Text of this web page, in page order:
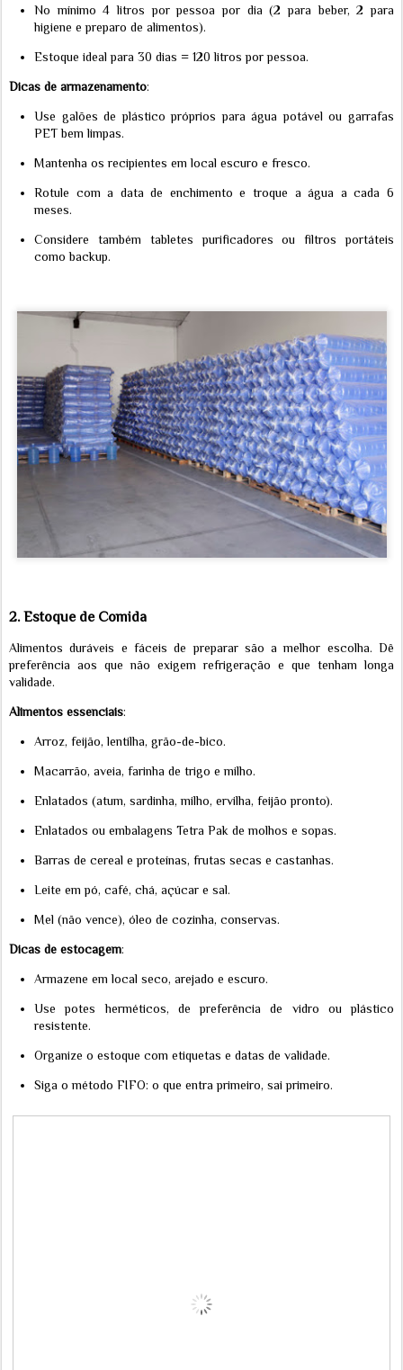
No mínimo 4 litros por pessoa por dia (2 para beber, 2 para
higiene e preparo de alimentos).
Estoque ideal para 30 dias = 120 litros por pessoa.
Dicas de armazenamento:
Use galões de plástico próprios para água potável ou garrafas
PET bem limpas.
Mantenha os recipientes em local escuro e fresco.
Rotule com a data de enchimento e troque a água a cada 6
meses.
Considere também tabletes purificadores ou filtros portáteis
como backup.
2.Estoque de Comida
Alimentos duráveis e fáceis de preparar são a melhor escolha. Dê
preferência aos que não exigem refrigeração e que tenham longa
validade.
Alimentos essenciais:
Arroz, feijão, lentilha, grão-de-bico.
Macarrão, aveia, farinha de trigo e milho.
Enlatados (atum, sardinha, milho, ervilha, feijão pronto).
Enlatados ou embalagens Tetra Pak de molhos e sopas.
Barras de cereal e proteínas, frutas secas e castanhas.
Leite em pó, café, chá, açúcar e sal.
Mel (não vence), óleo de cozinha, conservas.
Dicas de estocagem:
Armazene em local seco, arejado e escuro.
Use potes herméticos, de preferência de vidro ou plástico
resistente.
Organize o estoque com etiquetas e datas de validade.
Siga o método FIFO: o que entra primeiro, sai primeiro.